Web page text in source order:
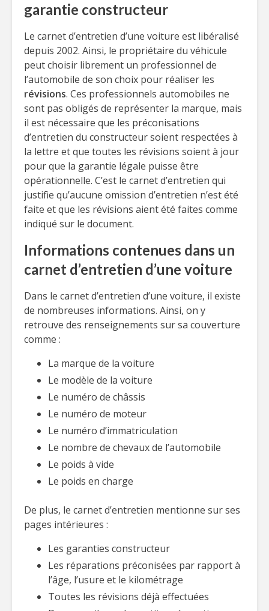
garantie constructeur
Le carnet d’entretien d’une voiture est libéralisé
depuis 2002. Ainsi, le propriétaire du véhicule
peut choisir librement un professionnel de
l’automobile de son choix pour réaliser les
révisions. Ces professionnels automobiles ne
sont pas obligés de représenter la marque, mais
il est nécessaire que les préconisations
d’entretien du constructeur soient respectées à
la lettre et que toutes les révisions soient à jour
pour que la garantie légale puisse être
opérationnelle. C’est le carnet d’entretien qui
justifie qu’aucune omission d’entretien n’est été
faite et que les révisions aient été faites comme
indiqué sur le document.
Informations contenues dans un
carnet d’entretien d’une voiture
Dans le carnet d’entretien d’une voiture, il existe
de nombreuses informations. Ainsi, on y
retrouve des renseignements sur sa couverture
comme :
La marque de la voiture
Le modèle de la voiture
Le numéro de châssis
Le numéro de moteur
Le numéro d’immatriculation
Le nombre de chevaux de l’automobile
Le poids à vide
Le poids en charge
De plus, le carnet d’entretien mentionne sur ses
pages intérieures :
Les garanties constructeur
Les réparations préconisées par rapport à
l’âge, l’usure et le kilométrage
Toutes les révisions déjà effectuées